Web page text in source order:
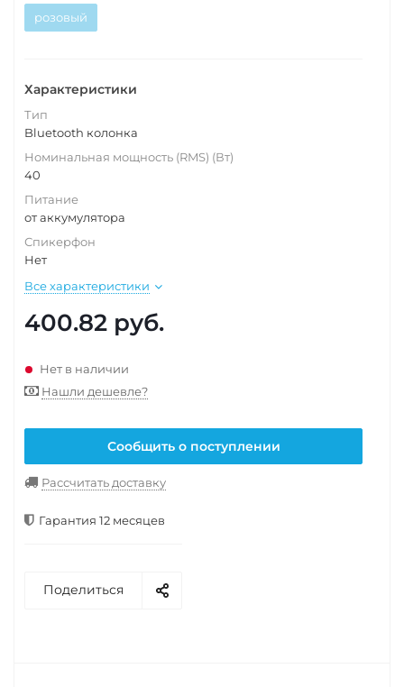
розовый
Характеристики
Тип
Bluetooth колонка
Номинальная мощность (RMS) (Вт)
40
Питание
от аккумулятора
Спикерфон
Нет
Все характеристики
400.82 руб.
Нет в наличии
Нашли дешевле?
Сообщить о поступлении
Рассчитать доставку
Гарантия 12 месяцев
Поделиться